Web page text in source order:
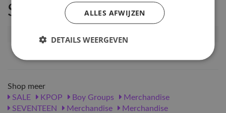
Specificaties
Artikelnummer
EAN nummer
Shop meer
SALE
KPOP Boy Groups
Merchandise
SEVENTEEN
Merchandise Merchandise
ALLES AFWIJZEN
DETAILS WEERGEVEN